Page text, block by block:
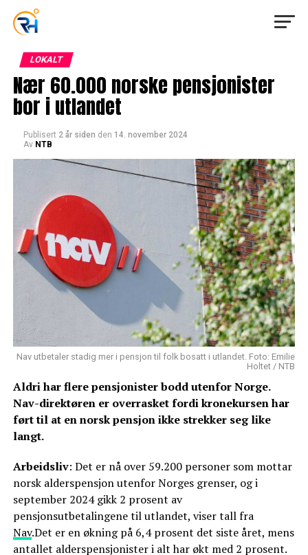
LOKALT
Nær 60.000 norske pensjonister
bor i utlandet
Publisert 2 år siden den 14. november 2024
Av NTB
Nav utbetaler stadig mer i pensjon til folk bosatt i utlandet. Foto: Emilie
Holtet / NTB
Aldri har flere pensjonister bodd utenfor Norge.
Nav-direktøren er overrasket fordi kronekursen har
ført til at en norsk pensjon ikke strekker seg like
langt.
Arbeidsliv: Det er nå over 59.200 personer som mottar
norsk alderspensjon utenfor Norges grenser, og i
september 2024 gikk 2 prosent av
pensjonsutbetalingene til utlandet, viser tall fra
Nav.Det er en økning på 6,4 prosent det siste året, mens
antallet alderspensjonister i alt har økt med 2 prosent.